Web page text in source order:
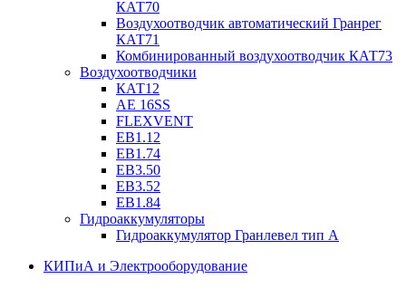
КАТ70
Воздухоотводчик автоматический Гранрег
КАТ71
Комбинированный воздухоотводчик КАТ73
Воздухоотводчики
КАТ12
AE 16SS
FLEXVENT
EB1.12
EB1.74
EB3.50
EB3.52
EB1.84
Гидроаккумуляторы
Гидроаккумулятор Гранлевел тип А
КИПиА и Электрооборудование